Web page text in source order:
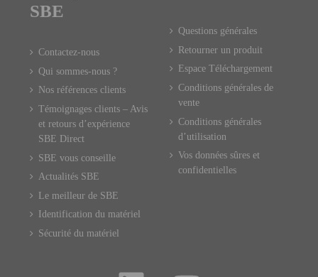
SBE
Contactez-nous
Qui sommes-nous ?
Nos références clients
Témoignages clients – Avis
et retours d’expérience
SBE Direct
SBE vous conseille
Actualités SBE
Le meilleur de SBE
Identification du matériel
Sécurité du matériel
Questions générales
Retourner un produit
Espace Téléchargement
Conditions générales de
vente
Conditions générales
d’utilisation
Vos données sûres et
confidentielles